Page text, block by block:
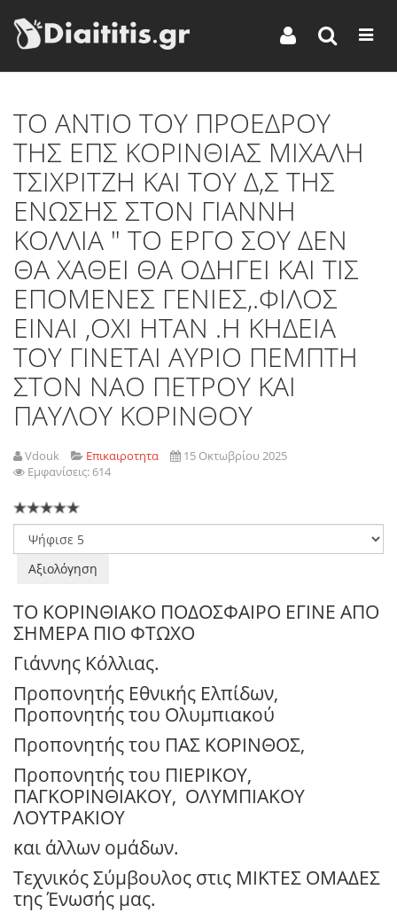
TO ANTIO TOY ΠΡΟΕΔΡΟΥ
ΤΗΣ ΕΠΣ ΚΟΡΙΝΘΙΑΣ ΜΙΧΑΛΗ
ΤΣΙΧΡΙΤΖΗ ΚΑΙ ΤΟΥ Δ,Σ ΤΗΣ
ΕΝΩΣΗΣ ΣΤΟΝ ΓΙΑΝΝΗ
ΚΟΛΛΙΑ " ΤΟ ΕΡΓΟ ΣΟΥ ΔΕΝ
ΘΑ ΧΑΘΕΙ ΘΑ ΟΔΗΓΕΙ ΚΑΙ ΤΙΣ
ΕΠΟΜΕΝΕΣ ΓΕΝΙΕΣ,.ΦΙΛΟΣ
ΕΙΝΑΙ ,ΟΧΙ ΗΤΑΝ .Η ΚΗΔΕΙΑ
ΤΟΥ ΓΙΝΕΤΑΙ ΑΥΡΙΟ ΠΕΜΠΤΗ
ΣΤΟΝ ΝΑΟ ΠΕΤΡΟΥ ΚΑΙ
ΠΑΥΛΟΥ ΚΟΡΙΝΘΟΥ
Vdouk Επικαιροτητα
15 Οκτωβρίου 2025
Εμφανίσεις: 614
Παρακαλώ
αξιολογήστε
ΤΟ ΚΟΡΙΝΘΙΑΚΟ ΠΟΔΟΣΦΑΙΡΟ ΕΓΙΝΕ ΑΠΟ
ΣΗΜΕΡΑ ΠΙΟ ΦΤΩΧΟ
Γιάννης Κόλλιας.
Προπονητής Εθνικής Ελπίδων,
Προπονητής του Ολυμπιακού
Προπονητής του ΠΑΣ ΚΟΡΙΝΘΟΣ,
Προπονητής του ΠΙΕΡΙΚΟΥ,
ΠΑΓΚΟΡΙΝΘΙΑΚΟΥ, ΟΛΥΜΠΙΑΚΟΥ
ΛΟΥΤΡΑΚΙΟΥ
και άλλων ομάδων.
Τεχνικός Σύμβουλος στις ΜΙΚΤΕΣ ΟΜΑΔΕΣ
της Ένωσής μας.